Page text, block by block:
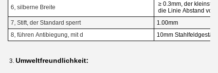
6, silberne Breite
≥ 0.3mm, der kleinste
die Linie Abstand
7, Stift, der Standard sperrt
1.00mm
8, führen Antibiegung, mit d
10mm
3. Umweltfreundlichkeit: